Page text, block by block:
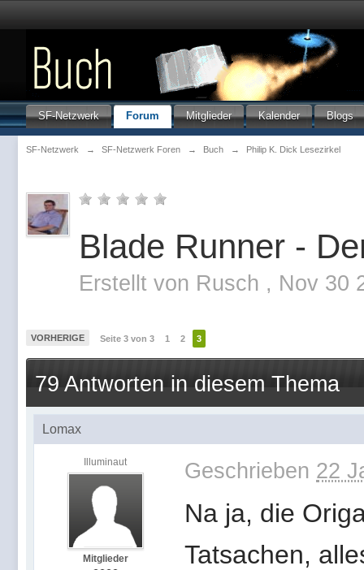
SF-Netzwerk Forum Mitglieder Kalender Blogs
SF-Netzwerk → SF-Netzwerk Foren → Buch → Philip K. Dick Lesezirkel
Blade Runner -
Erstellt von Rusch , Nov 30
VORHERIGE Seite 3 von 3 1 2 3
79 Antworten in diesem Thema
Lomax
Illuminaut
Mitglieder
Geschrieben 22
Na ja, die
Tatsachen,